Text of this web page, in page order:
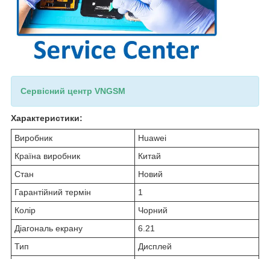
Сервісний центр VNGSM
Характеристики:
Виробник
Huawei
Країна виробник
Китай
Стан
Новий
Гарантійний термін
1
Колір
Чорний
Діагональ екрану
6.21
Тип
Дисплей